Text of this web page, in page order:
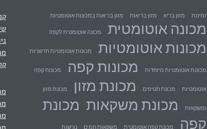
זמינות מזון בריא מזון בריאות מזון בריאות במכונות אוטומטיות
מכונה אוטומטית מכונה אוטומטית לקפה
מכונות אוטומטיות מכונות אוטומטיות חדשניות
מכונות אוטומטיות מיוחדות מכונות קפה מכונות קפה
אוטומטיות מכונת חטיפים מכונת מזון מכונת מזון
ומשקאות מכונת משקאות מכונת
קפה
מכונת קפה אוטומטית משקאות חמים נגישות